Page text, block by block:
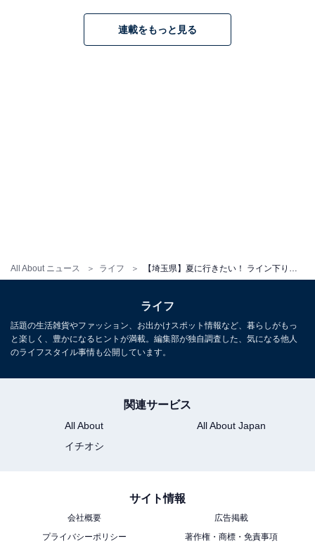
All About ニュース ライフ
時に楽しめる！ 京都の嵐山に似た絶景と与謝野晶
子の歌碑も
連載をもっと見る
ライフ
話題の生活雑貨やファッション、お出かけスポット情報など、暮らしがもっ
と楽しく、豊かになるヒントが満載。編集部が独自調査した、気になる他人
のライフスタイル事情も公開しています。
関連サービス
All About
All About Japan
イチオシ
サイト情報
会社概要
広告掲載
プライバシーポリシー
著作権・商標・免責事項